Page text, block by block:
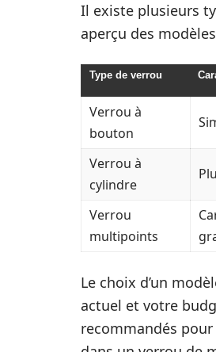
Il existe plusieurs
aperçu des
Type de verrou
Verrou à
bouton
Verrou à
cylindre
Verrou
multipoints
Le choix d’un
actuel et votre
recommandés